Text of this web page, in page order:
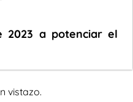
2023 a potenciar el
vistazo.